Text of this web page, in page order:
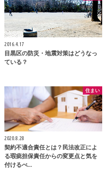
2016.4.17
目黒区の防災・地震対策はどうなっ
ている？
住まい
2020.8.28
契約不適合責任とは？民法改正によ
る瑕疵担保責任からの変更点と気を
付けるべ…